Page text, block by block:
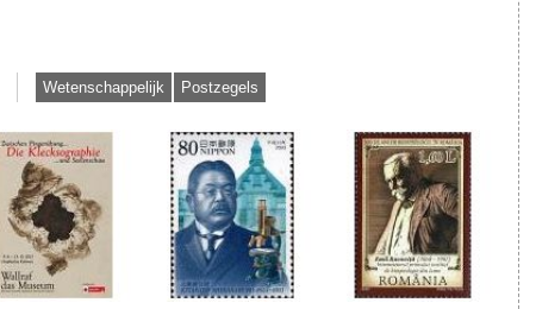
Wetenschappelijk Postzegels